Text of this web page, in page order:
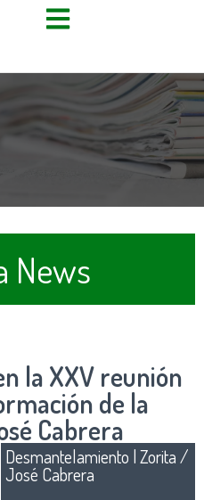
News
la XXV reunión
de la
Cabrera
Desmantelamiento |Zorita /
José Cabrera